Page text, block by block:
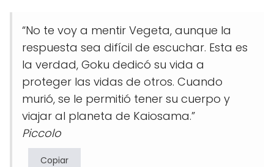
“No te voy a mentir Vegeta, aunque la
respuesta sea difícil de escuchar. Esta es
la verdad, Goku dedicó su vida a
proteger las vidas de otros. Cuando
murió, se le permitió tener su cuerpo y
viajar al planeta de Kaiosama.”
Piccolo
Copiar